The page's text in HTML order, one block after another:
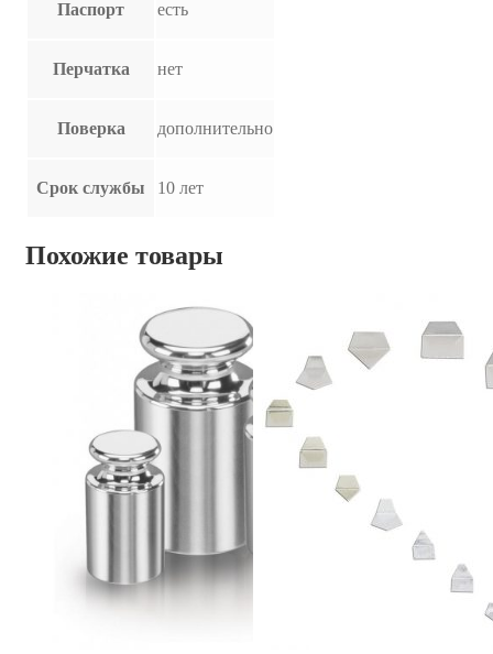
Паспорт есть
Перчатка нет
Поверка дополнительно
Срок службы 10 лет
Похожие товары